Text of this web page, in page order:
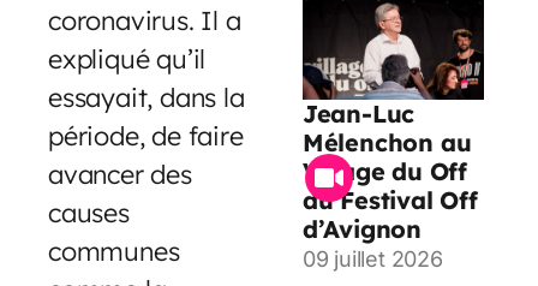
coronavirus. Il a
expliqué qu’il
essayait, dans la
période, de faire
avancer des
causes
communes
Jean-Luc
Mélenchon au
Village du Off
du Festival Off
d’Avignon
09 juillet 2026